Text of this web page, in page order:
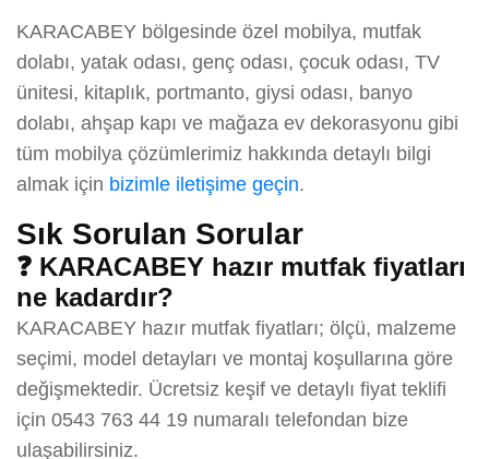
KARACABEY bölgesinde özel mobilya, mutfak
dolabı, yatak odası, genç odası, çocuk odası, TV
ünitesi, kitaplık, portmanto, giysi odası, banyo
dolabı, ahşap kapı ve mağaza ev dekorasyonu gibi
tüm mobilya çözümlerimiz hakkında detaylı bilgi
almak için bizimle iletişime geçin.
Sık Sorulan Sorular
❓ KARACABEY hazır mutfak fiyatları
ne kadardır?
KARACABEY hazır mutfak fiyatları; ölçü, malzeme
seçimi, model detayları ve montaj koşullarına göre
değişmektedir. Ücretsiz keşif ve detaylı fiyat teklifi
için 0543 763 44 19 numaralı telefondan bize
ulaşabilirsiniz.